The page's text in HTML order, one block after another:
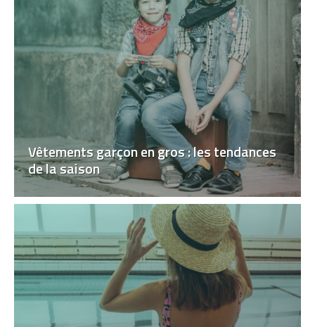
Vêtements garçon en gros : les tendances
de la saison